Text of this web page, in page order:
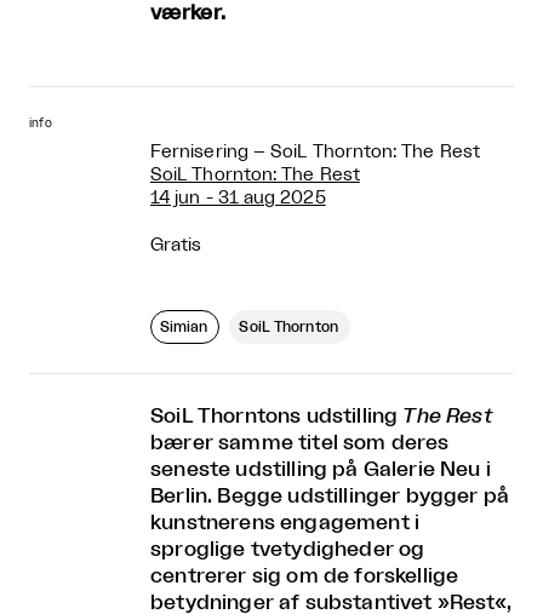
værker.
info
Fernisering – SoiL Thornton: The Rest
SoiL Thornton: The Rest
14 jun - 31 aug 2025
Gratis
Simian SoiL Thornton
SoiL Thorntons udstilling The Rest
bærer samme titel som deres
seneste udstilling på Galerie Neu i
Berlin. Begge udstillinger bygger på
kunstnerens engagement i
sproglige tvetydigheder og
centrerer sig om de forskellige
betydninger af substantivet »Rest«,